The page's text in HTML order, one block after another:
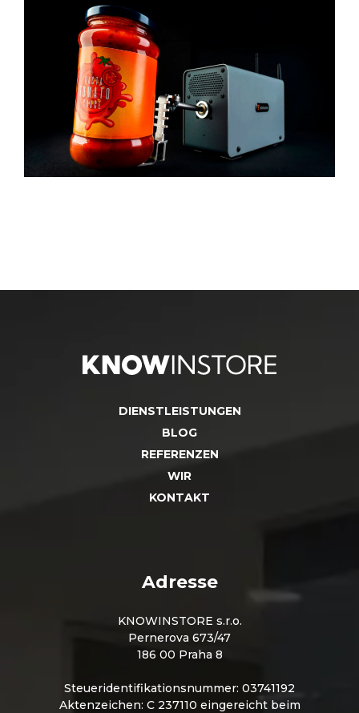
DIENSTLEISTUNGEN
BLOG
REFERENZEN
WIR
KONTAKT
Adresse
KNOWINSTORE s.r.o.
Pernerova 673/47
186 00 Praha 8
Steueridentifikationsnummer: 03741192
Aktenzeichen: C 237110 eingereicht beim